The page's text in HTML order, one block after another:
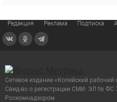
Редакция Реклама Подписка
Сетевое издание «Копейский рабочий
Cвид-во о регистрации СМИ: ЭЛ № ФС
Роскомнадзором